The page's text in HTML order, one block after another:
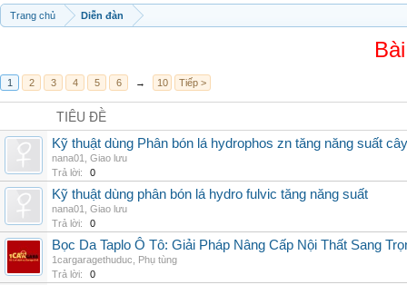
Trang chủ Diễn đàn
1 2 3 4 5 6 → 10 Tiếp >
TIÊU ĐỀ
Kỹ thuật dùng Phân bón lá hydrophos zn tăng năng suất cây
nana01
Giao lưu
Trả lời:
0
Kỹ thuật dùng phân bón lá hydro fulvic tăng năng suất
nana01
Giao lưu
Trả lời:
0
Bọc Da Taplo Ô Tô: Giải Pháp Nâng Cấp Nội Thất Sang
1cargaragethuduc
Phụ tùng
Trả lời:
0